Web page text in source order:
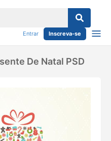
Entrar Inscreva-se
De Natal PSD